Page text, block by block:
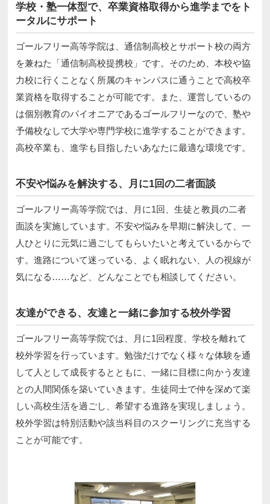
学校・塾一体型で、卒業資格取得から進学までをト
ータルにサポート
ゴールフリー高等学院は、通信制高校とサポート校の両方
を兼ねた「通信制高校提携校」です。そのため、本校や協
力校に行くことなく所属のキャンパスに通うことで高校卒
業資格を取得することが可能です。また、運営しているの
は個別教育のパイオニアであるゴールフリーなので、塾や
予備校なしで大学や専門学校に進学することができます。
高校卒業も、進学も目指したいあなたに最適な環境です。
不安や悩みを解決する、月に1回の二者面談
ゴールフリー高等学院では、月に1回、生徒と教員の二者
面談を実施しています。不安や悩みを早期に解決して、一
人ひとりに元気に過ごしてもらいたいと考えているからで
す。進路について迷っている、よく眠れない、人の視線が
気になる……など、どんなことでも相談してください。
友達ができる、友達と一緒に参加する校外学習
ゴールフリー高等学院では、月に1回程度、学校を離れて
校外学習を行っています。勉強だけでなく様々な体験を通
して人として成長するとともに、一緒に目標に向かう友達
との人間関係を築いていきます。生徒同士で仲を深めて楽
しい高校生活を過ごし、希望する進路を実現しましょう。
校外学習は特別活動や該当科目のスクーリングに充当する
ことが可能です。